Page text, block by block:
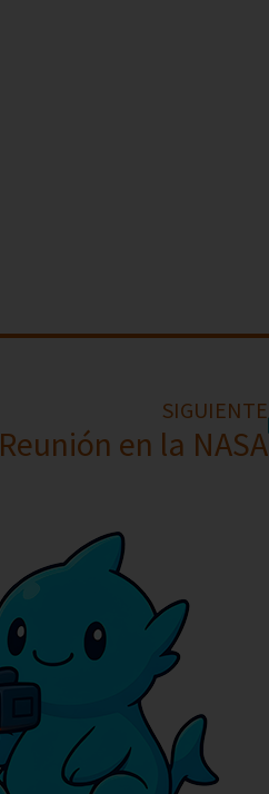
SIGUIENTE
Reunión en la NASA